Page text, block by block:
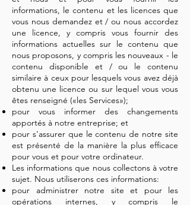
informations, le contenu et les licences que
vous nous demandez et / ou nous accordez
une licence, y compris vous fournir des
informations actuelles sur le contenu que
nous proposons, y compris les nouveaux - le
contenu disponible et / ou le contenu
similaire à ceux pour lesquels vous avez déjà
obtenu une licence ou sur lequel vous vous
êtes renseigné («les Services»);
pour vous informer des changements
apportés à notre entreprise; et
pour s'assurer que le contenu de notre site
est présenté de la manière la plus efficace
pour vous et pour votre ordinateur.
Les informations que nous collectons à votre
sujet. Nous utiliserons ces informations:
pour administrer notre site et pour les
opérations internes, y compris le